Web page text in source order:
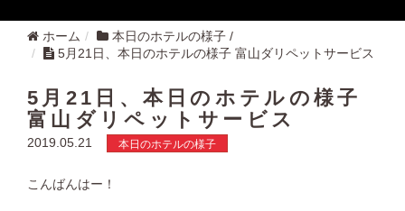
ホーム 本日のホテルの様子 /
5月21日、本日のホテルの様子 富山ダリペットサービス
5月21日、本日のホテルの様子
富山ダリペットサービス
2019.05.21 本日のホテルの様子
こんばんはー！